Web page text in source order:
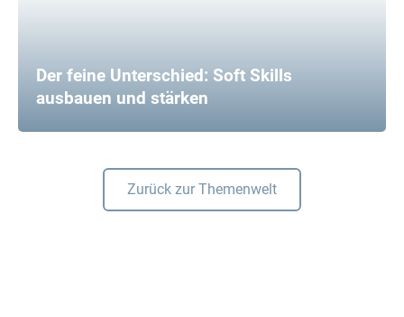
Der feine Unterschied: Soft Skills
ausbauen und stärken
Zurück zur Themenwelt